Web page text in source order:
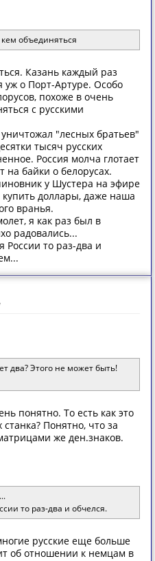
объединяться
Казань каждый раз
уж о Порт-Артуре. Особо
похоже в очень
с русскими
уничтожал "лесных братьев"
тысяч русских
Россия молча глотает
на байки о белорусах.
у Шустера на эфире
доллары, даже наша
вранья.
я как раз был в
радовались...
России то раз-два и
два? Этого не может быть!
понятно. То есть как это
Понятно, что за
же ден.знаков.
то раз-два и обчелся.
русские еще больше
об отношении к немцам в